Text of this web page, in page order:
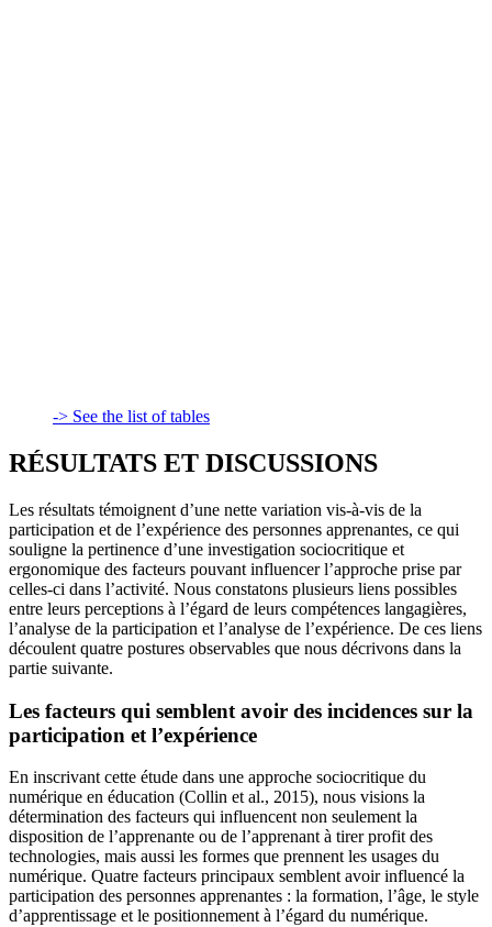
-> See the list of tables
RÉSULTATS ET DISCUSSIONS
Les résultats témoignent d’une nette variation vis-à-vis de la
participation et de l’expérience des personnes apprenantes, ce qui
souligne la pertinence d’une investigation sociocritique et
ergonomique des facteurs pouvant influencer l’approche prise par
celles-ci dans l’activité. Nous constatons plusieurs liens possibles
entre leurs perceptions à l’égard de leurs compétences langagières,
l’analyse de la participation et l’analyse de l’expérience. De ces liens
découlent quatre postures observables que nous décrivons dans la
partie suivante.
Les facteurs qui semblent avoir des incidences sur la
participation et l’expérience
En inscrivant cette étude dans une approche sociocritique du
numérique en éducation (Collin et al., 2015), nous visions la
détermination des facteurs qui influencent non seulement la
disposition de l’apprenante ou de l’apprenant à tirer profit des
technologies, mais aussi les formes que prennent les usages du
numérique. Quatre facteurs principaux semblent avoir influencé la
participation des personnes apprenantes : la formation, l’âge, le style
d’apprentissage et le positionnement à l’égard du numérique.